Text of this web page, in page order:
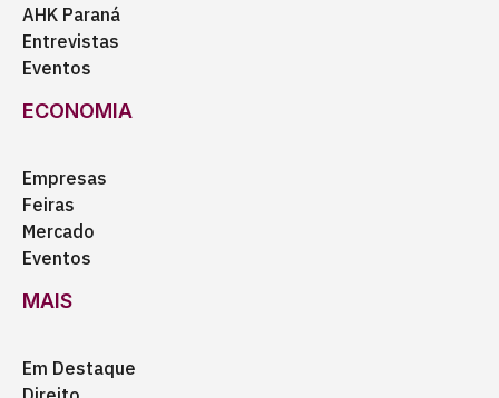
AHK Paraná
Entrevistas
Eventos
ECONOMIA
Empresas
Feiras
Mercado
Eventos
MAIS
Em Destaque